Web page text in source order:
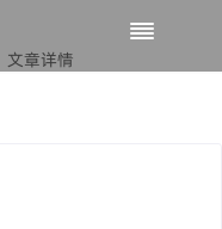
文章详情